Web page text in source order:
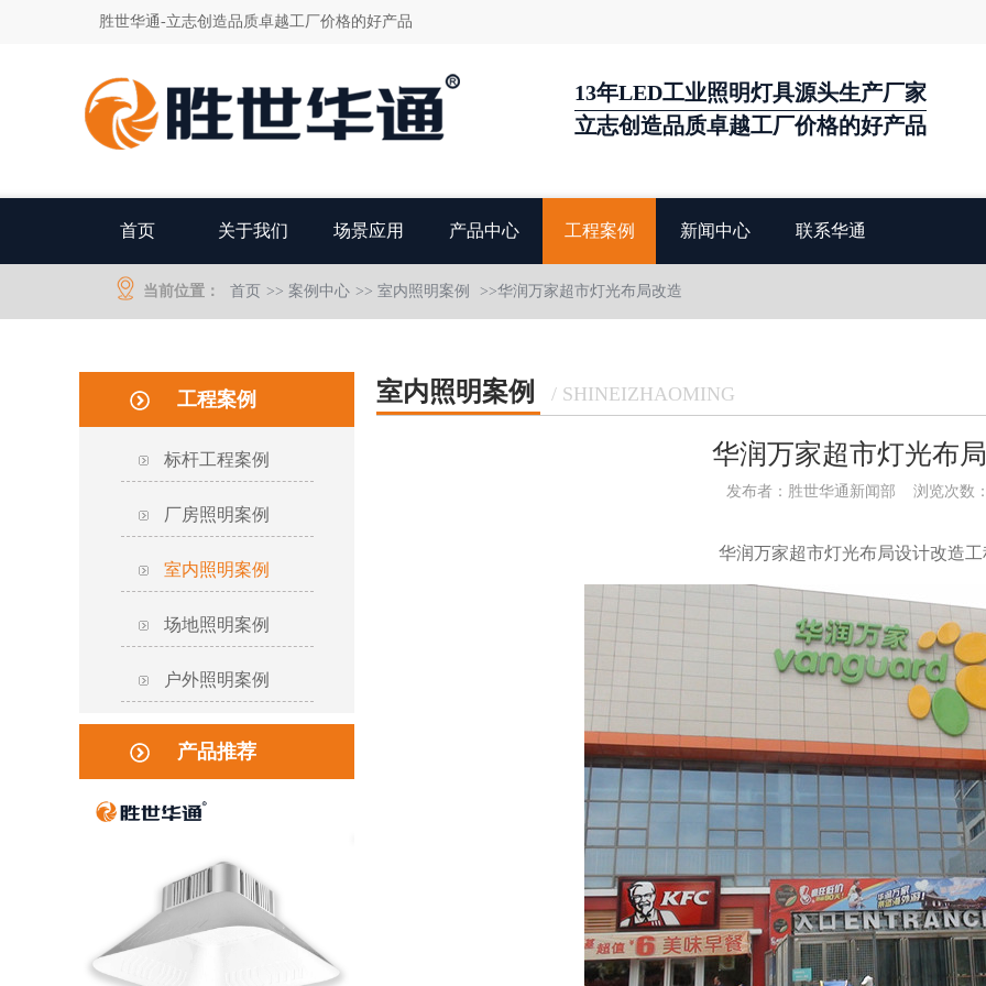
胜世华通-立志创造品质卓越工厂价格的好产品
13年LED工业照明灯具源头生产厂家
立志创造品质卓越工厂价格的好产品
首页 关于我们 场景应用 产品中心 工程案例 新闻中心 联系华通
当前位置： 首页 >> 案例中心 >> 室内照明案例 >>华润万家超市灯光布局改造
工程案例
标杆工程案例
厂房照明案例
室内照明案例
场地照明案例
户外照明案例
产品推荐
室内照明案例 / SHINEIZHAOMING
华润万家超市灯光布
发布者：胜世华通新闻部 浏览次数
华润万家超市灯光布局设计改造